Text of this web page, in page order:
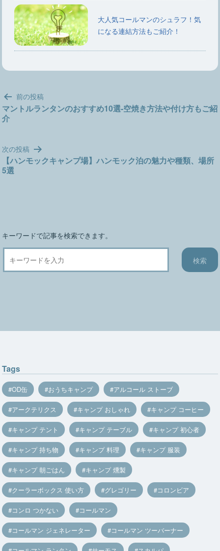
大人気コールマンのシュラフ！気
になる連結方法もご紹介！
投
稿
ナ
ゲ
ー
シ
ョ
前の投稿
マントルランタンのおすすめ10選-空焼き方法や付け方もご紹
介
次の投稿
【ハンモックキャンプ場】ハンモック泊の魅力や種類、場所
5選
キーワードで記事を検索できます。
Tags
OD缶 おうちキャンプ アルコール ストーブ
アークテリクス キャンプ おしゃれ キャンプ コーヒー
キャンプ テント キャンプ テーブル キャンプ 初心者
キャンプ 持ち物 キャンプ 料理 キャンプ 服装
キャンプ 朝ごはん キャンプ 燻製
クーラーボックス 使い方 グレゴリー コロンビア
コンロ つかない コールマン
コールマン ジェネレーター コールマン ツーバーナー